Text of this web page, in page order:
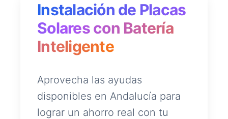
Instalación de Placas
Solares con Batería
Inteligente
Aprovecha las ayudas
disponibles en Andalucía para
lograr un ahorro real con tu